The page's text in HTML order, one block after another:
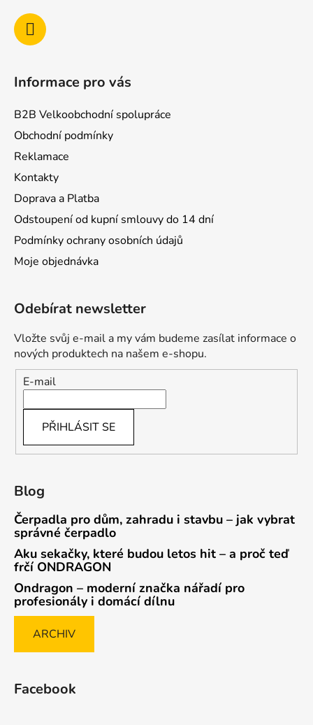
Informace pro vás
B2B Velkoobchodní spolupráce
Obchodní podmínky
Reklamace
Kontakty
Doprava a Platba
Odstoupení od kupní smlouvy do 14 dní
Podmínky ochrany osobních údajů
Moje objednávka
Odebírat newsletter
Vložte svůj e-mail a my vám budeme zasílat informace o
nových produktech na našem e-shopu.
E-mail
PŘIHLÁSIT SE
Blog
Čerpadla pro dům, zahradu i stavbu – jak vybrat
správné čerpadlo
Aku sekačky, které budou letos hit – a proč teď
frčí ONDRAGON
Ondragon – moderní značka nářadí pro
profesionály i domácí dílnu
ARCHIV
Facebook